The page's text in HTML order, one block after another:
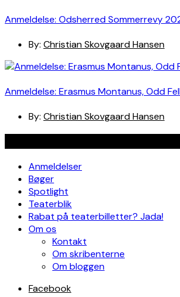
Anmeldelse: Odsherred Sommerrevy
By: Christian Skovgaard Hansen
Anmeldelse: Erasmus Montanus, Odd
By: Christian Skovgaard Hansen
Anmeldelser
Bøger
Spotlight
Teaterblik
Rabat på teaterbilletter? Jada!
Om os
Kontakt
Om skribenterne
Om bloggen
Facebook